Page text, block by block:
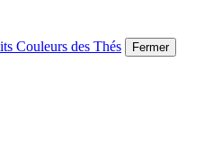
Couleurs des Thés Fermer